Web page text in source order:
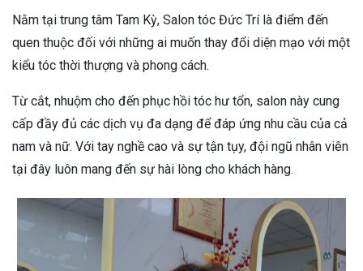
Nằm tại trung tâm Tam Kỳ, Salon tóc Đức Trí là điểm đến
quen thuộc đối với những ai muốn thay đổi diện mạo với một
kiểu tóc thời thượng và phong cách.
Từ cắt, nhuộm cho đến phục hồi tóc hư tổn, salon này cung
cấp đầy đủ các dịch vụ đa dạng để đáp ứng nhu cầu của cả
nam và nữ. Với tay nghề cao và sự tận tụy, đội ngũ nhân viên
tại đây luôn mang đến sự hài lòng cho khách hàng.